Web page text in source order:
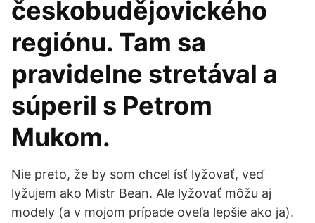
českobudějovického
regiónu. Tam sa
pravidelne stretával a
súperil s Petrom
Mukom.
Nie preto, že by som chcel ísť lyžovať, veď
lyžujem ako Mistr Bean. Ale lyžovať môžu aj
modely (a v mojom prípade oveľa lepšie ako ja).